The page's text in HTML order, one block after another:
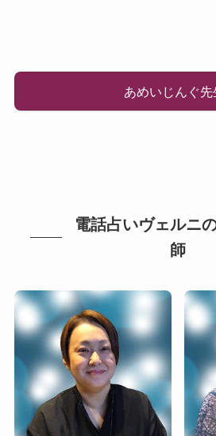
あめいじんぐ
電話占いヴェルニ
師